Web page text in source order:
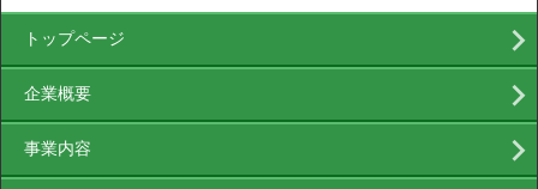
トップページ
企業概要
事業内容